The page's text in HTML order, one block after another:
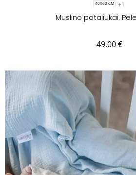
40X60 CM +1
Muslino pataliukai.
49.00€